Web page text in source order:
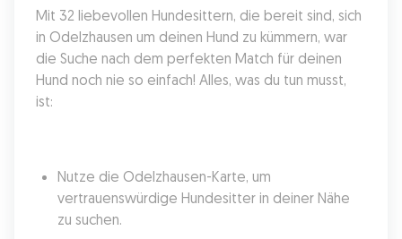
Mit 32 liebevollen Hundesittern, die bereit sind, sich
in Odelzhausen um deinen Hund zu kümmern, war
die Suche nach dem perfekten Match für deinen
Hund noch nie so einfach! Alles, was du tun musst,
ist:
Nutze die Odelzhausen-Karte, um
vertrauenswürdige Hundesitter in deiner Nähe
zu suchen.